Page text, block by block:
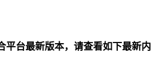
平台最新版本，请查看如下最新内